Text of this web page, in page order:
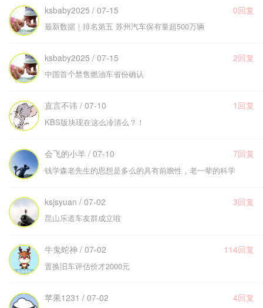
ksbaby2025 / 07-15 0回复
最新数据｜排名第五 苏州汽车保有量超500万辆
ksbaby2025 / 07-15 2回复
中国首个禁售燃油车省份确认
直言不讳 / 07-10 1回复
KBS版块现在这么冷清么？！
会飞的小羊 / 07-10 7回复
钱学森老先生的思想是多么的具有前瞻性，老一辈的科学
ksjsyuan / 07-02 3回复
昆山乐道车友群成立啦
牛鬼蛇神 / 07-02 114回复
置换旧车评估价才2000元
苹果1231 / 07-02 4回复